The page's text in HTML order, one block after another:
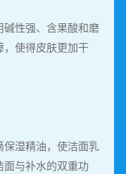
碱性强、含果酸和磨
，使得皮肤更加干
保湿精油，使洁面乳
面与补水的双重功